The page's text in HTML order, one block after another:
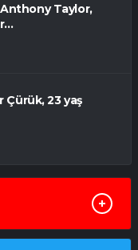
Taylor,
Çürük, 23 yaş